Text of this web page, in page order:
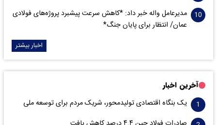
مدیرعامل واله خبر داد: *کاهش سرعت پیشبرد پروژه‌های فولادی
عمان/ انتظار برای پایان جنگ*
اخبار بیشتر
آخرین اخبار
یک بنگاه اقتصادی تولیدمحور، شریک مردم برای توسعه ملی